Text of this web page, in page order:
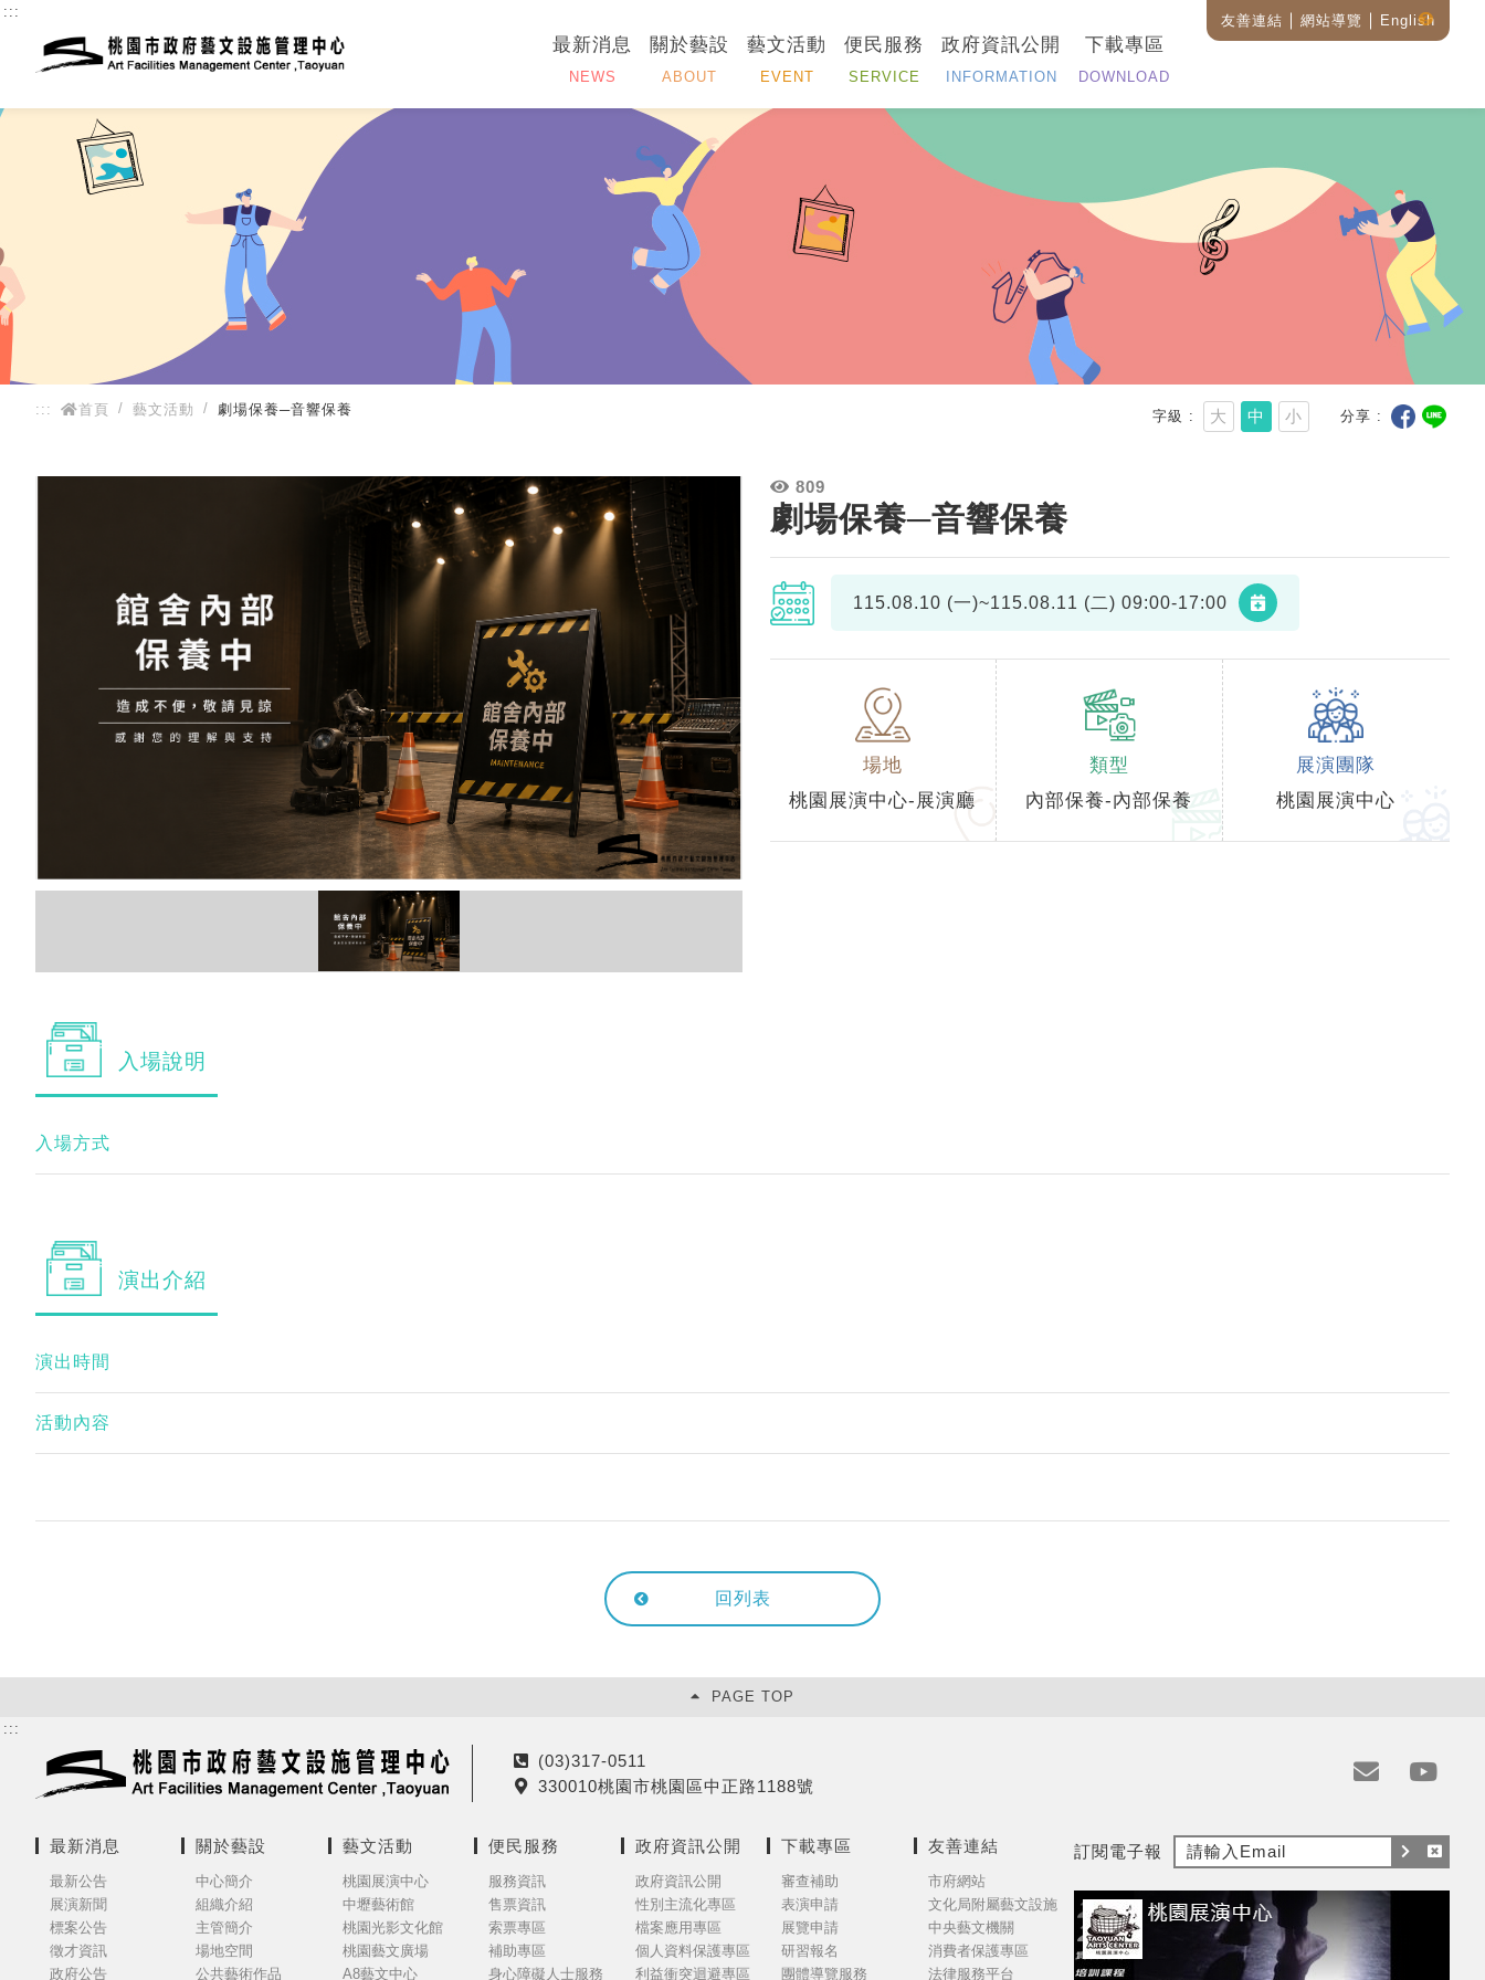
:::
最新消息
NEWS
關於藝設
ABOUT
藝文活動
EVENT
便民服務
SERVICE
政府資訊公開
INFORMATION
下載專區
DOWNLOAD
友善連結 網站導覽 English
::: 首頁 藝文活動 劇場保養─音響保養 字級 大 中 小 分享
809
劇場保養─音響保養
115.08.10 (一)~115.08.11 (二) 09:00-17:00
場地
桃園展演中心-展演廳
類型
內部保養-內部保養
展演團隊
桃園展演中心
入場說明
入場方式
演出介紹
演出時間
活動內容
回列表
PAGE TOP
:::
電
話
(03)317-0511
地
330010桃園市桃園區中正路1188號
m
a
i
l
t
最新消息
最新公告
展演新聞
標案公告
徵才資訊
政府公告
關於藝設
中心簡介
組織介紹
主管簡介
場地空間
公共藝術作品
藝文活動
桃園展演中心
中壢藝術館
桃園光影文化館
桃園藝文廣場
A8藝文中心
便民服務
服務資訊
售票資訊
索票專區
補助專區
身心障礙人士服務
政府資訊公開
政府資訊公開
性別主流化專區
檔案應用專區
個人資料保護專區
利益衝突迴避專區
下載專區
審查補助
表演申請
展覽申請
研習報名
團體導覽服務
友善連結
市府網站
文化局附屬藝文設施
中央藝文機關
消費者保護專區
法律服務平台
訂閱電子報
訂
取